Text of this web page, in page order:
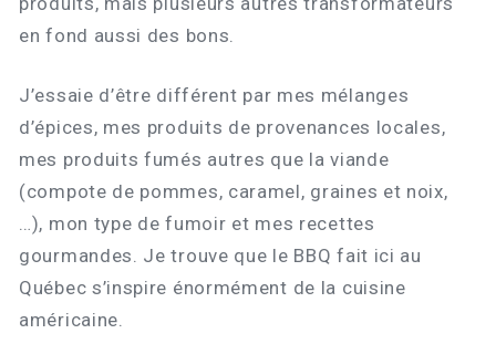
en fond aussi des bons.
J’essaie d’être différent par mes mélanges
d’épices, mes produits de provenances locales,
mes produits fumés autres que la viande
(compote de pommes, caramel, graines et noix,
…), mon type de fumoir et mes recettes
gourmandes. Je trouve que le BBQ fait ici au
Québec s’inspire énormément de la cuisine
américaine.